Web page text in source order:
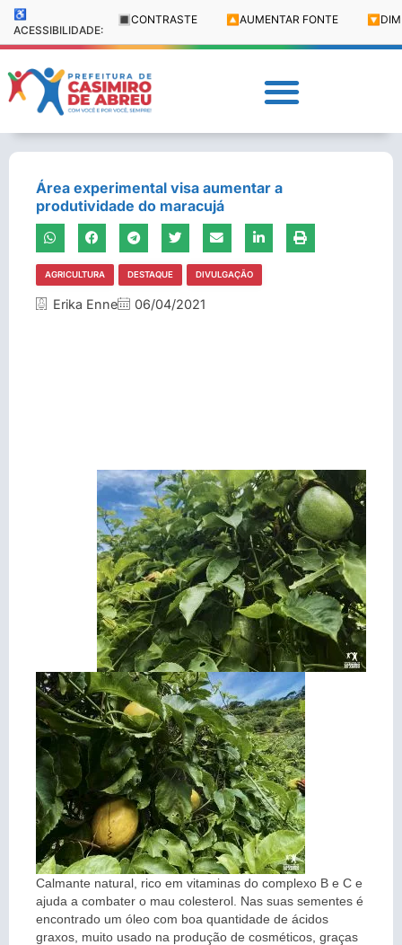
♿
ACESSIBILIDADE:
🔳 CONTRASTE 🔼 AUMENTAR FONTE 🔽
Área experimental visa aumentar a
produtividade do maracujá
AGRICULTURA DESTAQUE DIVULGAÇÃO
Erika Enne 06/04/2021
Calmante natural, rico em vitaminas do complexo B e C e
ajuda a combater o mau colesterol. Nas suas sementes é
encontrado um óleo com boa quantidade de ácidos
graxos, muito usado na produção de cosméticos, graças